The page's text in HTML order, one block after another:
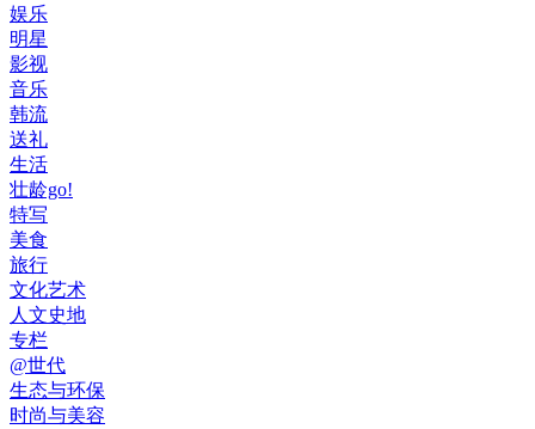
娱乐
明星
影视
音乐
韩流
送礼
生活
壮龄go!
特写
美食
旅行
文化艺术
人文史地
专栏
@世代
生态与环保
时尚与美容